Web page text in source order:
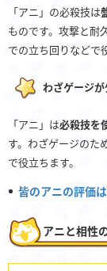
「アニ」の必殺技は
ものです。攻撃と耐
での立ち回りなどで
わざゲージ
「アニ」は必殺技を
す。わざゲージのた
で役立ちます。
皆のアニの評価は
アニと相性